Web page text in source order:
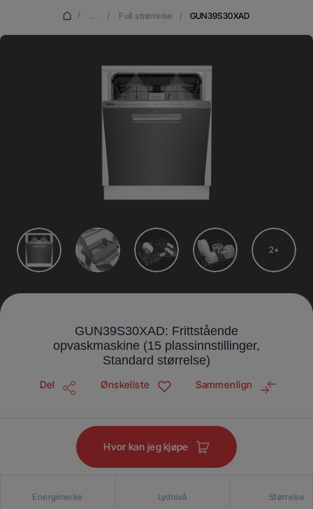
/ ... / Full strørrelse / GUN39S30XAD
2
GUN39S30XAD: Frittstående
opvaskmaskine (15 plassinnstillinger,
Standard størrelse)
Del Ønskeliste Sammenlign
Hvor kan jeg kjøpe
Energimerke Lydnivå Størrelse